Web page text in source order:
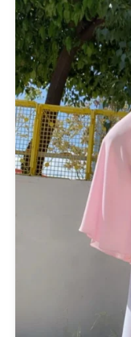
2Extra Large
36
38
Extra Large
Extra Small